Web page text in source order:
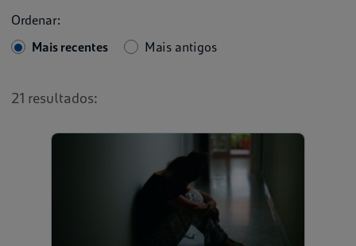
Ordenar:
Mais recentes
Mais antigos
21 resultados: